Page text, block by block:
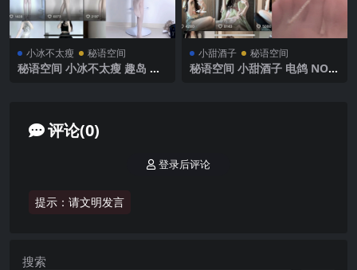
小冰不太瘦 秘语空间
秘语空间 小冰不太瘦 趣岛 N
小甜酒子 秘语空间
秘语空间 小甜酒子 电鸽 NO.0
评论(0)
提示：请文明发言
登录后评论
搜索